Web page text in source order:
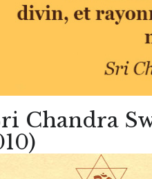
Chandra